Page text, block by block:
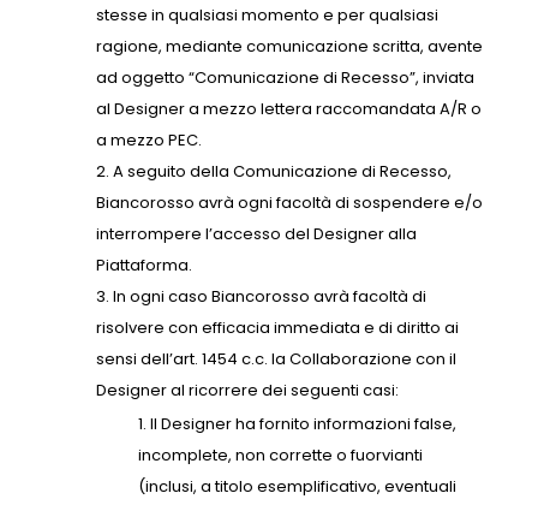
stesse in qualsiasi momento e per qualsiasi
ragione, mediante comunicazione scritta, avente
ad oggetto “Comunicazione di Recesso”, inviata
al Designer a mezzo lettera raccomandata A/R o
a mezzo PEC.
A seguito della Comunicazione di Recesso,
Biancorosso avrà ogni facoltà di sospendere e/o
interrompere l’accesso del Designer alla
Piattaforma.
In ogni caso Biancorosso avrà facoltà di
risolvere con efficacia immediata e di diritto ai
sensi dell’art. 1454 c.c. la Collaborazione con il
Designer al ricorrere dei seguenti casi:
Il Designer ha fornito informazioni false,
incomplete, non corrette o fuorvianti
(inclusi, a titolo esemplificativo, eventuali